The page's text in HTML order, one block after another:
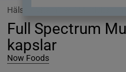
Hälsa /
Full Spectrum
kapslar
Now Foods